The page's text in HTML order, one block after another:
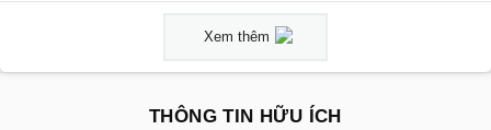
Xem thêm
THÔNG TIN HỮU ÍCH